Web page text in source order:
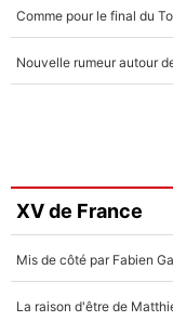
XV de France